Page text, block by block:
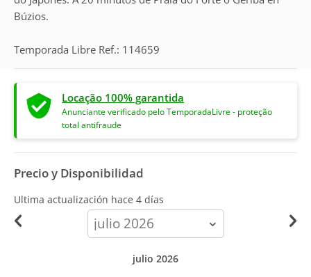
Búzios.
Temporada Libre Ref.: 114659
Locação 100% garantida
Anunciante verificado pelo TemporadaLivre - proteção
total antifraude
Precio y Disponibilidad
Ultima actualización hace 4 días
calendar-
month
julio 2026